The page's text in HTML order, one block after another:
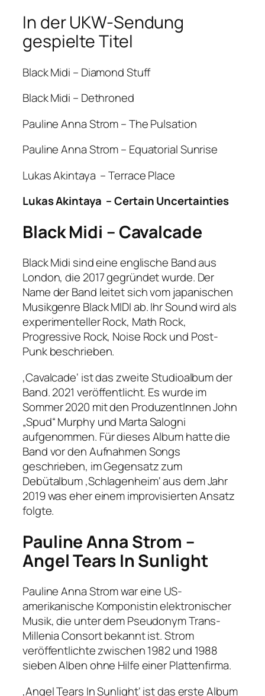
In der UKW-Sendung
gespielte Titel
Black Midi – Diamond Stuff
Black Midi – Dethroned
Pauline Anna Strom – The Pulsation
Pauline Anna Strom – Equatorial Sunrise
Lukas Akintaya – Terrace Place
Lukas Akintaya – Certain Uncertainties
Black Midi – Cavalcade
Black Midi sind eine englische Band aus
London, die 2017 gegründet wurde. Der
Name der Band leitet sich vom japanischen
Musikgenre Black MIDI ab. Ihr Sound wird als
experimenteller Rock, Math Rock,
Progressive Rock, Noise Rock und Post-
Punk beschrieben.
‚Cavalcade‘ ist das zweite Studioalbum der
Band. 2021 veröffentlicht. Es wurde im
Sommer 2020 mit den ProduzentInnen John
„Spud“ Murphy und Marta Salogni
aufgenommen. Für dieses Album hatte die
Band vor den Aufnahmen Songs
geschrieben, im Gegensatz zum
Debütalbum ‚Schlagenheim‘ aus dem Jahr
2019 was eher einem improvisierten Ansatz
folgte.
Pauline Anna Strom –
Angel Tears In Sunlight
Pauline Anna Strom war eine US-
amerikanische Komponistin elektronischer
Musik, die unter dem Pseudonym Trans-
Millenia Consort bekannt ist. Strom
veröffentlichte zwischen 1982 und 1988
sieben Alben ohne Hilfe einer Plattenfirma.
‚Angel Tears In Sunlight‘ ist das erste Album